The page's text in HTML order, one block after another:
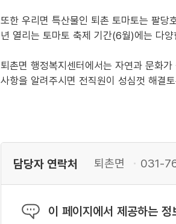
또한 우리면 특산물인 퇴촌 토마토는 팔당
년 열리는 토마토 축제 기간(6월)에는 다
퇴촌면 행정복지센터에서는 자연과 문화
사항을 알려주시면 전직원이 성심껏 해결
담당자 연락처 퇴촌면 031-
이 페이지에서 제공하는